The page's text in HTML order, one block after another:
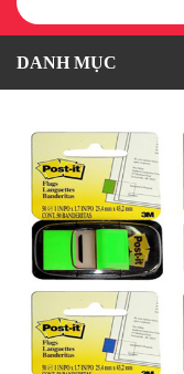
DANH MỤC